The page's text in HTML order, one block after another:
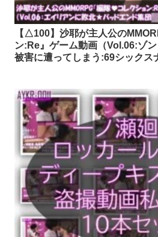
【△100】沙耶が主人公の
ン:Re』ゲーム動画（Vol.06:ゾ
被害に遭ってしまう:69シック